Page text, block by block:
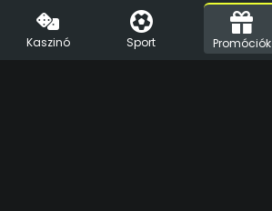
Süti beállítások
Vegas.hu
Kaszinó Sport Promóciók